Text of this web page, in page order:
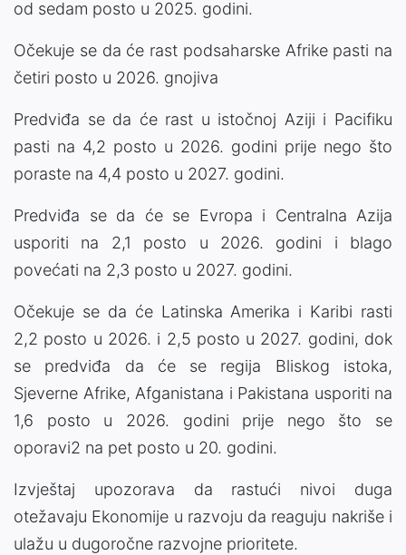
od sedam posto u 2025. godini.
Očekuje se da će rast podsaharske Afrike pasti na
četiri posto u 2026. gnojiva
Predviđa se da će rast u istočnoj Aziji i Pacifiku
pasti na 4,2 posto u 2026. godini prije nego što
poraste na 4,4 posto u 2027. godini.
Predviđa se da će se Evropa i Centralna Azija
usporiti na 2,1 posto u 2026. godini i blago
povećati na 2,3 posto u 2027. godini.
Očekuje se da će Latinska Amerika i Karibi rasti
2,2 posto u 2026. i 2,5 posto u 2027. godini, dok
se predviđa da će se regija Bliskog istoka,
Sjeverne Afrike, Afganistana i Pakistana usporiti na
1,6 posto u 2026. godini prije nego što se
oporavi2 na pet posto u 20. godini.
Izvještaj upozorava da rastući nivoi duga
otežavaju Ekonomije u razvoju da reaguju nakriše i
ulažu u dugoročne razvojne prioritete.